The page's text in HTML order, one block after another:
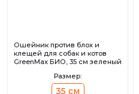
Ошейник против блох и
клещей для собак и котов
GreenMax БИО, 35 см зеленый
Размер:
35 см